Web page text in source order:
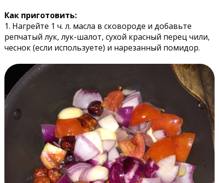
Как приготовить:
1. Нагрейте 1 ч. л. масла в сковороде и добавьте
репчатый лук, лук-шалот, сухой красный перец чили,
чеснок (если используете) и нарезанный помидор.